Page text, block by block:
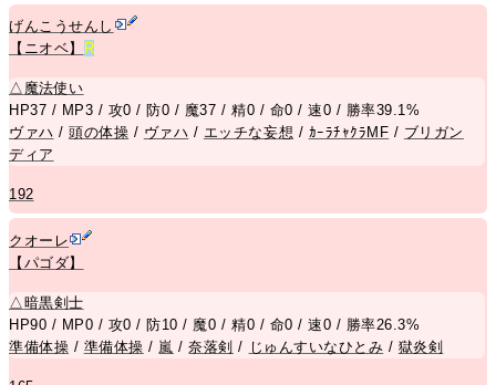
げんこうせんし
【ニオベ】
R
△ 魔法使い
HP37 / MP3 / 攻0 / 防0 / 魔37 / 精0 / 命0 / 速0 / 勝率39.1%
ヴァハ /頭の体操 / ヴァハ / エッチな妄想 / ｶｰﾗﾁｬｸﾗMF / ブリガン
ディア
192
クオーレ
【パゴダ】
△暗黒剣士
HP90 / MP0 / 攻0 / 防10 / 魔0 / 精0 / 命0 / 速0 / 勝率26.3%
準備体操 / 準備体操 / 嵐 /奈落剣 / じゅんすいなひとみ / 獄炎剣